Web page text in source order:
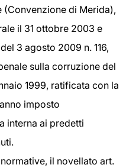
(Convenzione di Merida),
il 31 ottobre 2003 e
3 agosto 2009 n. 116,
sulla corruzione del
1999, ratificata con la
imposto
interna ai predetti
il novellato art.